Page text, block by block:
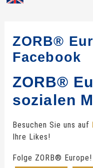
ZORB®
Facebook
ZORB®
sozialen
Besuchen Sie uns auf
Ihre Likes!
Folge ZORB® Europe!